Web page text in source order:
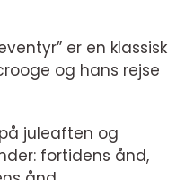
er en klassisk
og hans rejse
juleaften og
fortidens ånd,